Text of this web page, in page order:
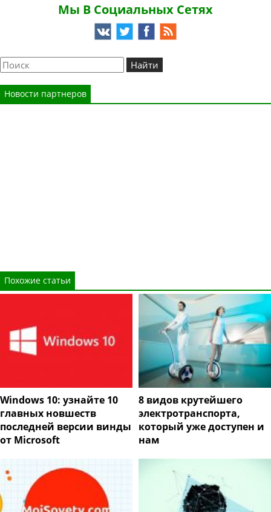
Мы В Социальных Сетях
Новости партнеров
Похожие статьи
Windows 10: узнайте 10
главных новшеств
последней версии винды
от Microsoft
8 видов крутейшего
электротранспорта,
который уже доступен и
нам